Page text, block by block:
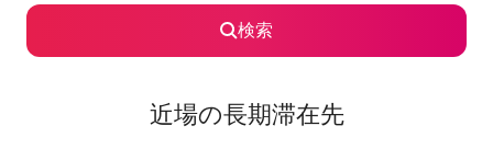
検索
近場の長期滞在先